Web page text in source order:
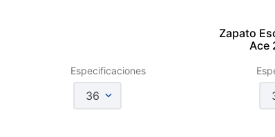
Especificaciones
36
Zapato
Ace